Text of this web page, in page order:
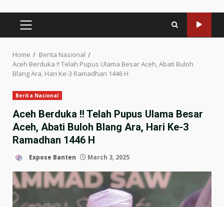
PRIMARY
MENU
Home
Berita Nasional
Aceh Berduka !! Telah Pupus Ulama Besar Aceh, Abati Buloh
Blang Ara, Hari Ke-3 Ramadhan 1446 H
Berita Nasional
Aceh Berduka !! Telah Pupus Ulama Besar
Aceh, Abati Buloh Blang Ara, Hari Ke-3
Ramadhan 1446 H
Expose Banten March 3, 2025